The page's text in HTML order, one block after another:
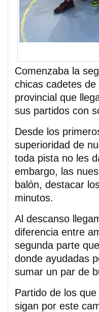
Comenzaba la
chicas cadetes
provincial que
sus partidos con
Desde los
superioridad de
toda pista no les
embargo, las
balón, destacar
minutos.
Al descanso
diferencia entre
segunda parte
donde ayudadas
sumar un par de
Partido de los
sigan por este